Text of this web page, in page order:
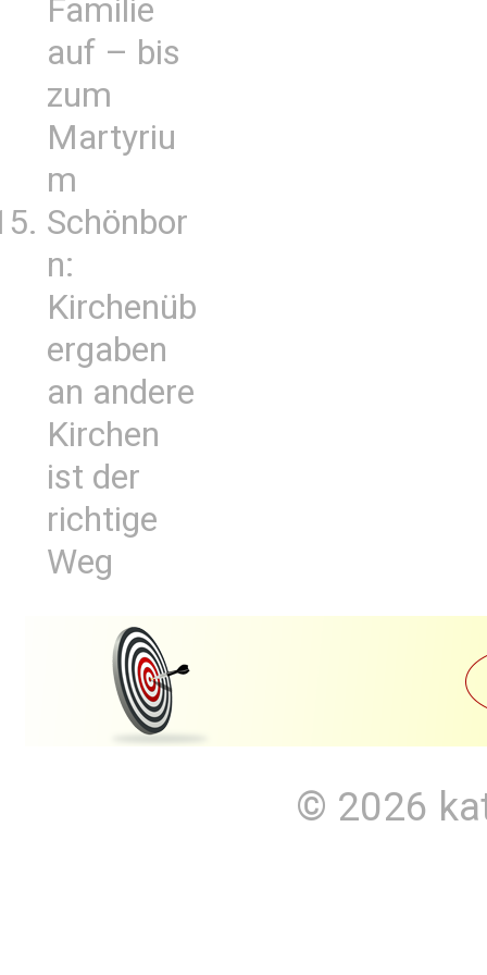
Familie
auf – bis
zum
Martyriu
m
Schönbor
n:
Kirchenüb
ergaben
an andere
Kirchen
ist der
richtige
Weg
© 2026